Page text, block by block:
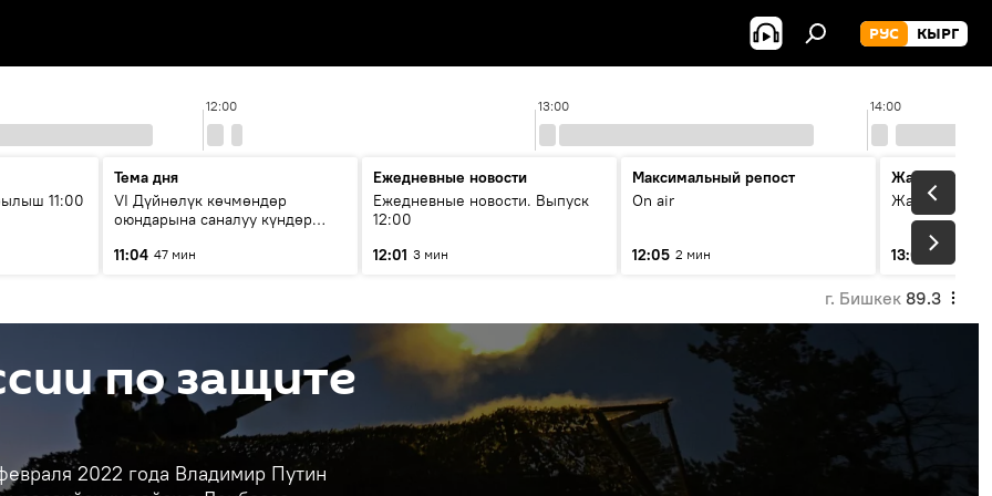
РУС КЫРГ
12:00 13:00 14:00
11:00
Тема дня
VI Дүйнөлүк көчмөндөр
оюндарына саналуу күндөр
этапка жетти?
11:04 47 мин
Ежедневные новости
Ежедневные новости. Выпуск
12:00
12:01 3 мин
Максимальный репост
On air
12:05 2 мин
Жаңылыктар
13:01 3 мин
г. Бишкек 89.3
по защите
2022 года Владимир Путин